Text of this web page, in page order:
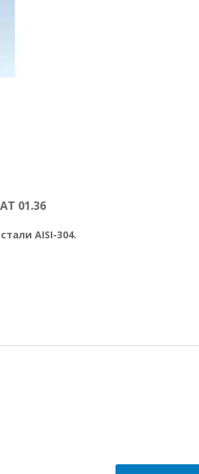
01.36
AISI-304.